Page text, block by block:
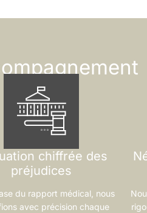
chiffrée des
préjudices
du rapport médical, nous
avec précision chaque